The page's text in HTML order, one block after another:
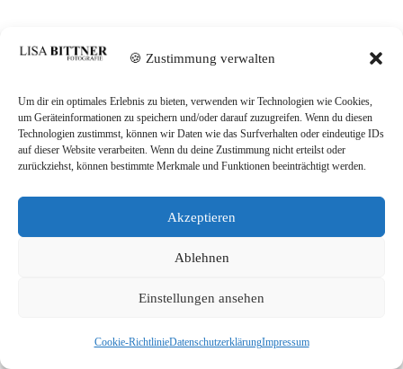
🍪 Zustimmung verwalten
Um dir ein optimales Erlebnis zu bieten, verwenden wir Technologien wie Cookies,
um Geräteinformationen zu speichern und/oder darauf zuzugreifen. Wenn du diesen
Technologien zustimmst, können wir Daten wie das Surfverhalten oder eindeutige IDs
auf dieser Website verarbeiten. Wenn du deine Zustimmung nicht erteilst oder
zurückziehst, können bestimmte Merkmale und Funktionen beeinträchtigt werden.
Akzeptieren
Ablehnen
Einstellungen ansehen
Cookie-RichtlinieDatenschutzerklärungImpressum